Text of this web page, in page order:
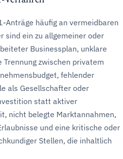
Anträge häufig an vermeidbaren
sind ein zu allgemeiner oder
Businessplan, unklare
zwischen privatem
fehlender
als Gesellschafter oder
statt aktiver
nicht belegte Marktannahmen,
und eine kritische oder
Stellen, die inhaltlich